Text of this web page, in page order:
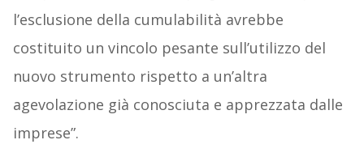
l’esclusione della cumulabilità avrebbe
costituito un vincolo pesante sull’utilizzo del
nuovo strumento rispetto a un’altra
agevolazione già conosciuta e apprezzata dalle
imprese”.